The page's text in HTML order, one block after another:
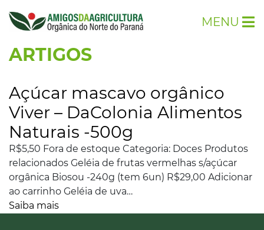
MENU
ARTIGOS
Açúcar mascavo orgânico
Viver – DaColonia Alimentos
Naturais -500g
R$5,50 Fora de estoque Categoria: Doces Produtos
relacionados Geléia de frutas vermelhas s/açúcar
orgânica Biosou -240g (tem 6un) R$29,00 Adicionar
ao carrinho Geléia de uva…
Saiba mais